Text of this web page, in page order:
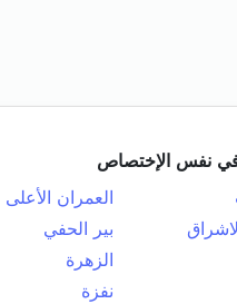
نفس الإختصاص
العمران الأعلى
بير الحفي
الزهرة
نفزة